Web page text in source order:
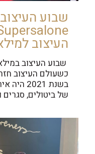
העיצוב
כשעולם העיצוב
בשנת
של ביטולים, סגרים